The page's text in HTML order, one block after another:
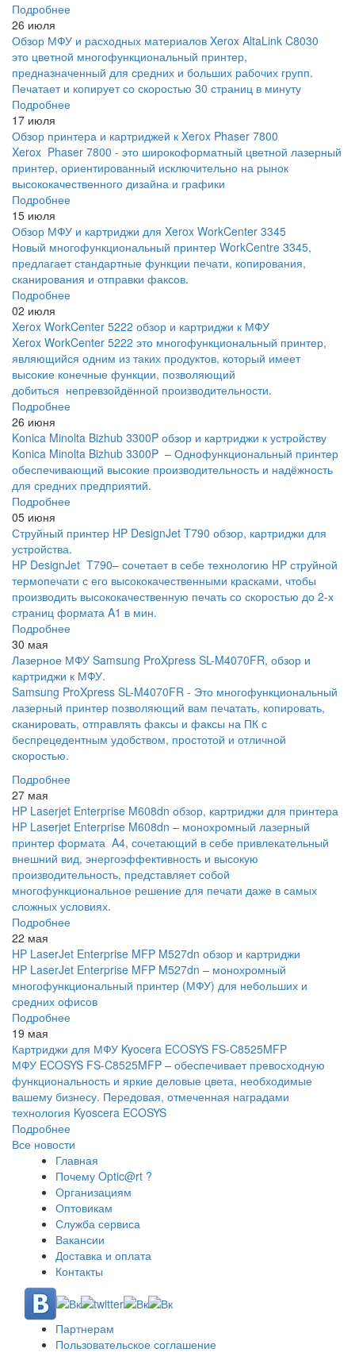
Подробнее
26 июля
Обзор МФУ и расходных материалов Xerox AltaLink C8030
это цветной многофункциональный принтер,
предназначенный для средних и больших рабочих групп.
Печатает и копирует со скоростью 30 страниц в минуту
Подробнее
17 июля
Обзор принтера и картриджей к Xerox Phaser 7800
Xerox Phaser 7800 - это широкоформатный цветной лазерный
принтер, ориентированный исключительно на рынок
высококачественного дизайна и графики
Подробнее
15 июля
Обзор МФУ и картриджи для Xerox WorkCenter 3345
Новый многофункциональный принтер WorkCentre 3345,
предлагает стандартные функции печати, копирования,
сканирования и отправки факсов.
Подробнее
02 июля
Xerox WorkCenter 5222 обзор и картриджи к МФУ
Xerox WorkCenter 5222 это многофункциональный принтер,
являющийся одним из таких продуктов, который имеет
высокие конечные функции, позволяющий
добиться непревзойдённой производительности.
Подробнее
26 июня
Konica Minolta Bizhub 3300P обзор и картриджи к устройству
Konica Minolta Bizhub 3300P – Однофункциональный принтер
обеспечивающий высокие производительность и надёжность
для средних предприятий.
Подробнее
05 июня
Струйный принтер HP DesignJet T790 обзор, картриджи для
устройства.
HP DesignJet T790– сочетает в себе технологию HP струйной
термопечати с его высококачественными красками, чтобы
производить высококачественную печать со скоростью до 2-х
страниц формата A1 в мин.
Подробнее
30 мая
Лазерное МФУ Samsung ProXpress SL-M4070FR, обзор и
картриджи к МФУ.
Samsung ProXpress SL-M4070FR - Это многофункциональный
лазерный принтер позволяющий вам печатать, копировать,
сканировать, отправлять факсы и факсы на ПК с
беспрецедентным удобством, простотой и отличной
скоростью.
Подробнее
27 мая
HP Laserjet Enterprise M608dn обзор, картриджи для принтера
HP Laserjet Enterprise M608dn – монохромный лазерный
принтер формата A4, сочетающий в себе привлекательный
внешний вид, энергоэффективность и высокую
производительность, представляет собой
многофункциональное решение для печати даже в самых
сложных условиях.
Подробнее
22 мая
HP LaserJet Enterprise MFP M527dn обзор и картриджи
HP LaserJet Enterprise MFP M527dn – монохромный
многофункциональный принтер (МФУ) для небольших и
средних офисов
Подробнее
19 мая
Картриджи для МФУ Kyocera ECOSYS FS-C8525MFP
МФУ ECOSYS FS-C8525MFP – обеспечивает превосходную
функциональность и яркие деловые цвета, необходимые
вашему бизнесу. Передовая, отмеченная наградами
технология Kyoscera ECOSYS
Подробнее
Все новости
Главная
Почему Optic@rt ?
Организациям
Оптовикам
Служба сервиса
Вакансии
Доставка и оплата
Контакты
Партнерам
Пользовательское соглашение